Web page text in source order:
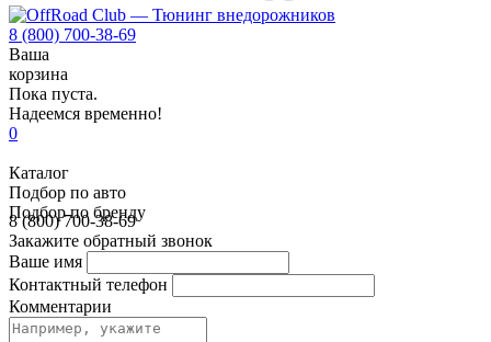
8 (800) 700-38-69
Ваша
корзина
Пока пуста.
Надеемся временно!
0
Каталог
Подбор по авто
Подбор по бренду
8 (800) 700-38-69
Закажите обратный звонок
Ваше имя
Контактный телефон
Комментарии